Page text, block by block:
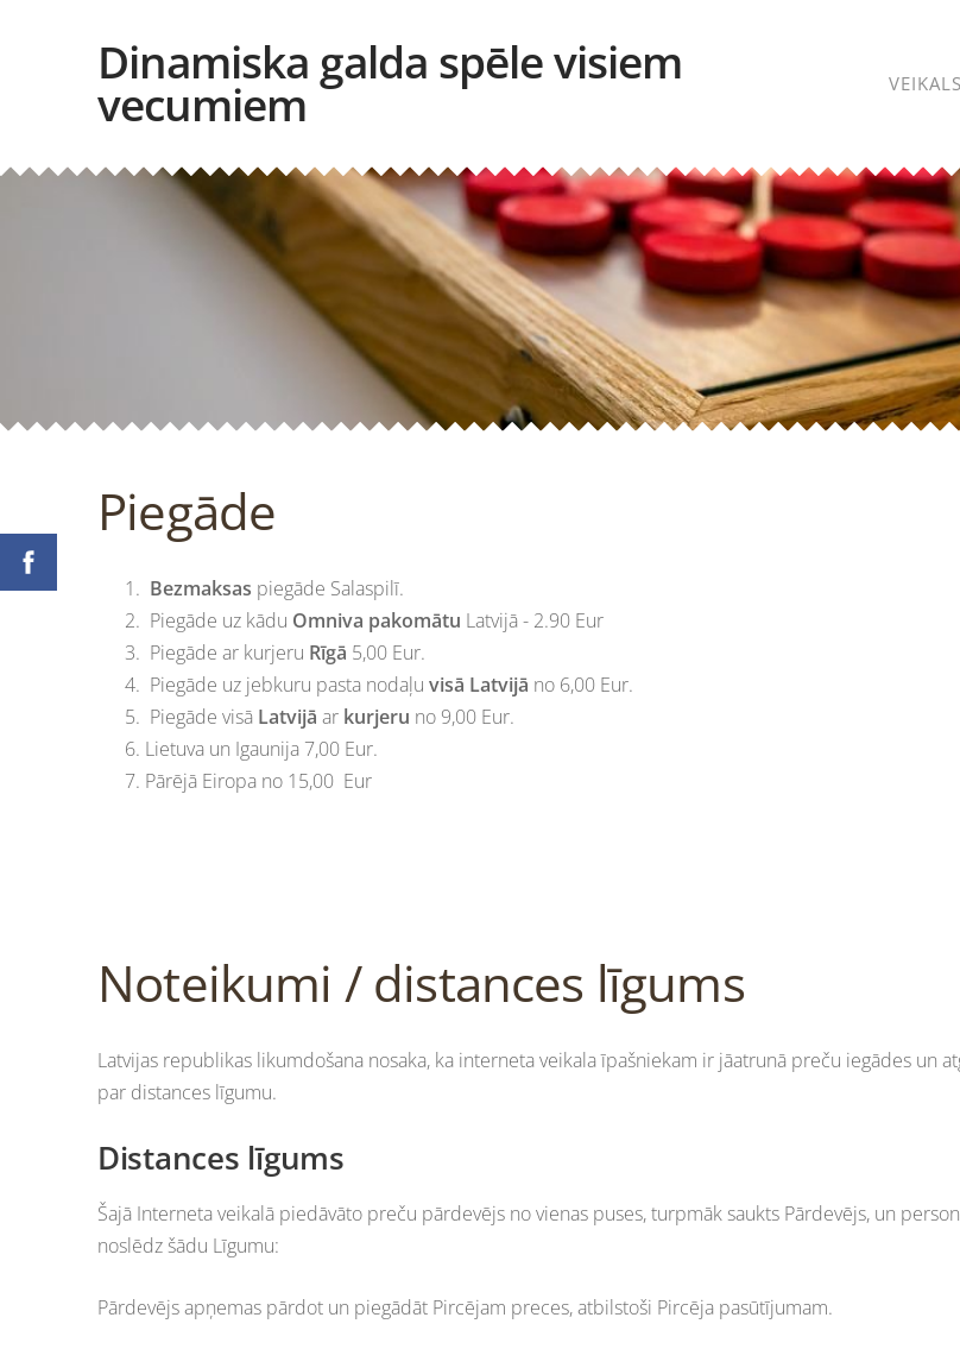
Dinamiska galda spēle visiem
vecumiem VEIKALS
Piegāde
Bezmaksas piegāde Salaspilī.
Piegāde uz kādu Omniva pakomātu Latvijā - 2.90 Eur
Piegāde ar kurjeru Rīgā 5,00 Eur.
Piegāde uz jebkuru pasta nodaļu visā Latvijā no 6,00 Eur.
Piegāde visā Latvijā ar kurjeru no 9,00 Eur.
Lietuva un Igaunija 7,00 Eur.
Pārējā Eiropa no 15,00 Eur
Noteikumi / distances līgums
Latvijas republikas likumdošana nosaka, ka interneta veikala īpašniekam ir jāatrunā preču iegādes un
par distances līgumu.
Distances līgums
Šajā Interneta veikalā piedāvāto preču pārdevējs no vienas puses, turpmāk saukts Pārdevējs, un
noslēdz šādu Līgumu:
Pārdevējs apņemas pārdot un piegādāt Pircējam preces, atbilstoši Pircēja pasūtījumam.